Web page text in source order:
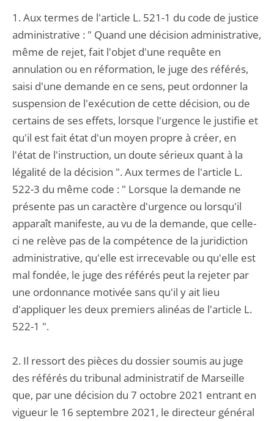
1. Aux termes de l'article L. 521-1 du code de justice
administrative : " Quand une décision administrative,
même de rejet, fait l'objet d'une requête en
annulation ou en réformation, le juge des référés,
saisi d'une demande en ce sens, peut ordonner la
suspension de l'exécution de cette décision, ou de
certains de ses effets, lorsque l'urgence le justifie et
qu'il est fait état d'un moyen propre à créer, en
l'état de l'instruction, un doute sérieux quant à la
légalité de la décision ". Aux termes de l'article L.
522-3 du même code : " Lorsque la demande ne
présente pas un caractère d'urgence ou lorsqu'il
apparaît manifeste, au vu de la demande, que celle-
ci ne relève pas de la compétence de la juridiction
administrative, qu'elle est irrecevable ou qu'elle est
mal fondée, le juge des référés peut la rejeter par
une ordonnance motivée sans qu'il y ait lieu
d'appliquer les deux premiers alinéas de l'article L.
522-1 ".
2. Il ressort des pièces du dossier soumis au juge
des référés du tribunal administratif de Marseille
que, par une décision du 7 octobre 2021 entrant en
vigueur le 16 septembre 2021, le directeur général